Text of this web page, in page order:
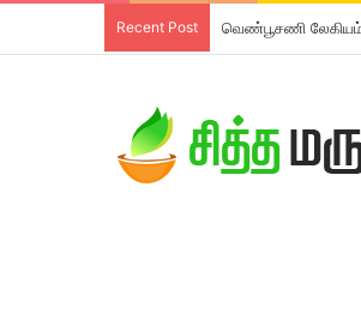
Recent Post திரிபலா லேகியம்